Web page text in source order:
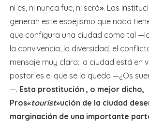
ni es, ni nunca fue, ni será». Las
generan este espejismo que nada
que configura una ciudad como tal
la convivencia, la diversidad, el
mensaje muy claro: la ciudad está en
postor es el que se la queda —¿Os
—. Esta prostitución , o mejor dicho,
Pros«tourist»ución de la ciudad
marginación de una importante